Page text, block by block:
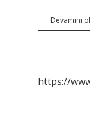
Devamını
https://